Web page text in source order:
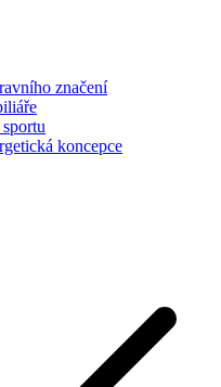
značení
koncepce